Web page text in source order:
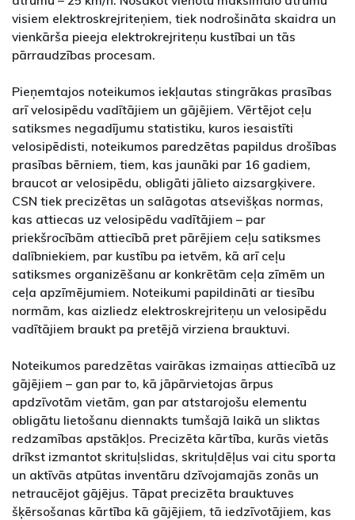
visiem elektroskrejriteņiem, tiek nodrošināta skaidra un
vienkārša pieeja elektrokrejriteņu kustībai un tās
pārraudzības procesam.
Pieņemtajos noteikumos iekļautas stingrākas prasības
arī velosipēdu vadītājiem un gājējiem. Vērtējot ceļu
satiksmes negadījumu statistiku, kuros iesaistīti
velosipēdisti, noteikumos paredzētas papildus drošības
prasības bērniem, tiem, kas jaunāki par 16 gadiem,
braucot ar velosipēdu, obligāti jālieto aizsargķivere.
CSN tiek precizētas un salāgotas atsevišķas normas,
kas attiecas uz velosipēdu vadītājiem – par
priekšrocībām attiecībā pret pārējiem ceļu satiksmes
dalībniekiem, par kustību pa ietvēm, kā arī ceļu
satiksmes organizēšanu ar konkrētām ceļa zīmēm un
ceļa apzīmējumiem. Noteikumi papildināti ar tiesību
normām, kas aizliedz elektroskrejriteņu un velosipēdu
vadītājiem braukt pa pretējā virziena brauktuvi.
Noteikumos paredzētas vairākas izmaiņas attiecībā uz
gājējiem – gan par to, kā jāpārvietojas ārpus
apdzīvotām vietām, gan par atstarojošu elementu
obligātu lietošanu diennakts tumšajā laikā un sliktas
redzamības apstākļos. Precizēta kārtība, kurās vietās
drīkst izmantot skrituļslidas, skrituļdēļus vai citu sporta
un aktīvās atpūtas inventāru dzīvojamajās zonās un
netraucējot gājējus. Tāpat precizēta brauktuves
šķērsošanas kārtība kā gājējiem, tā iedzīvotājiem, kas